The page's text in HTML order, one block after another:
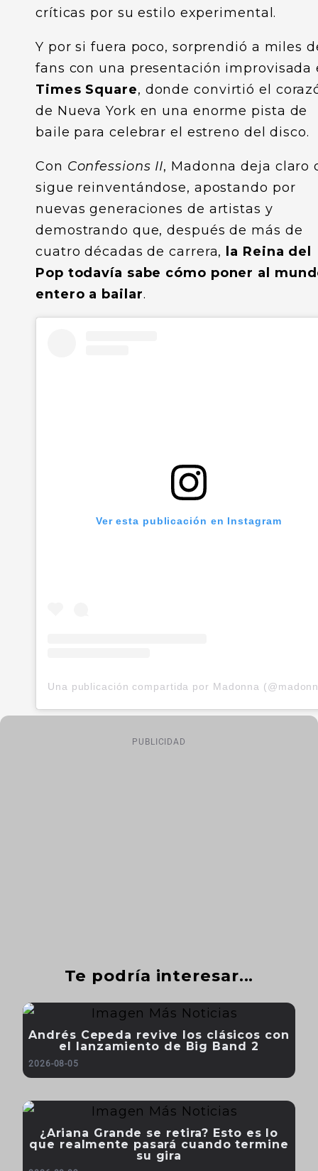
críticas por su estilo experimental.
Y por si fuera poco, sorprendió a miles
fans con una presentación improvisada
Times Square, donde convirtió el
de Nueva York en una enorme pista de
baile para celebrar el estreno del disco.
Con Confessions II, Madonna deja claro
sigue reinventándose, apostando por
nuevas generaciones de artistas y
demostrando que, después de más de
cuatro décadas de carrera,
la Reina del
Pop todavía sabe cómo poner al
entero a bailar.
Ver esta publicación en Instagram
Una publicación compartida por Madonna
PUBLICIDAD
Te podría interesar...
Andrés Cepeda revive los clásicos con
el lanzamiento de Big Band 2
2026-08-05
¿Ariana Grande se retira? Esto es lo
que realmente pasará cuando termine
su gira